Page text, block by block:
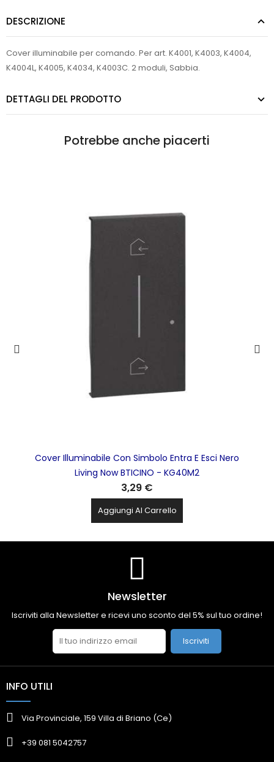
DESCRIZIONE
Cover illuminabile per comando. Per art. K4001, K4003, K4004,
K4004L, K4005, K4034, K4003C. 2 moduli, Sabbia.
DETTAGLI DEL PRODOTTO
Potrebbe anche piacerti
Cover Illuminabile Con Simbolo Entra E Esci Nero
Living Now BTICINO - KG40M2
3,29 €
Aggiungi Al Carrello
Newsletter
Iscriviti alla Newsletter e ricevi uno sconto del 5% sul tuo ordine!
Iscriviti
INFO UTILI
Via Provinciale, 159 Villa di Briano (Ce)
+39 081 5042757